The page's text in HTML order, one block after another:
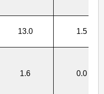
13.0 1.5
1.6 0.0